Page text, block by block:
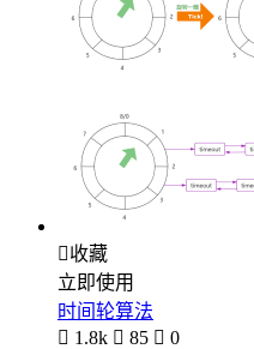
收藏
立即使用
时间轮算法
 1.8k  85  0